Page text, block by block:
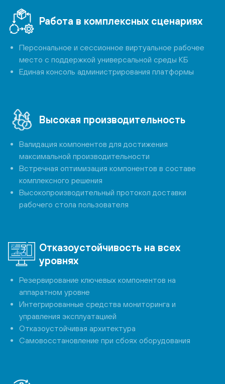
Работа в комплексных сценариях
Персональное и сессионное виртуальное рабочее
место с поддержкой универсальной среды КБ
Единая консоль администрирования платформы
Высокая производительность
Валидация компонентов для достижения
максимальной производительности
Встречная оптимизация компонентов в составе
комплексного решения
Высокопроизводительный протокол доставки
рабочего стола пользователя
Отказоустойчивость на всех
уровнях
Резервирование ключевых компонентов на
аппаратном уровне
Интегрированные средства мониторинга и
управления эксплуатацией
Отказоустойчивая архитектура
Самовосстановление при сбоях оборудования